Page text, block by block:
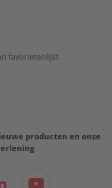
favorietenlijst
producten en onze